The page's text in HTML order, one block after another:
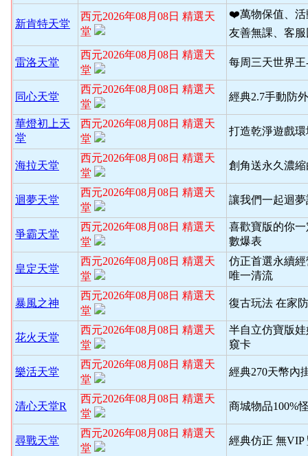
新肯特天堂
西元2026年08月08日 精選天
堂
❤️萬物保值、活
友善無課、客
雷洛天堂
西元2026年08月08日 精選天
堂
每周三天世界
同心天堂
西元2026年08月08日 精選天
堂
經典2.7手動防
華燈初上天
堂
西元2026年08月08日 精選天
堂
打造乾淨遊戲
海拉天堂
西元2026年08月08日 精選天
堂
創角送永久濃
迴夢天堂
西元2026年08月08日 精選天
堂
讓我們一起迴
爭霸天堂
西元2026年08月08日 精選天
堂
喜歡寶版的你
數爆表
皇定天堂
西元2026年08月08日 精選天
堂
仿正首選永續
唯一清流
暴風之神
西元2026年08月08日 精選天
堂
復古玩法 在家
花火天堂
西元2026年08月08日 精選天
堂
半自立仿寶版
窺卡
樂活天堂
西元2026年08月08日 精選天
堂
經典270天幣內
清心天堂R
西元2026年08月08日 精選天
堂
商城物品100%
尋戰天堂
西元2026年08月08日 精選天
堂
經典仿正 無VIP